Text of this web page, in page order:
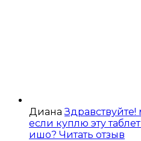
Диана Здравствуйте!
если куплю эту
ишо? Читать отзыв